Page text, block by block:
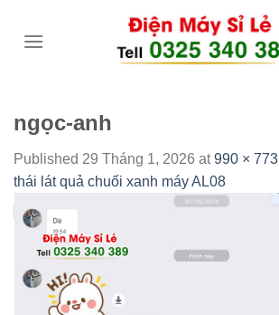
ngọc-anh
Published 29 Tháng 1, 2026 at990 × 773
thái lát quả chuối xanh máy AL08